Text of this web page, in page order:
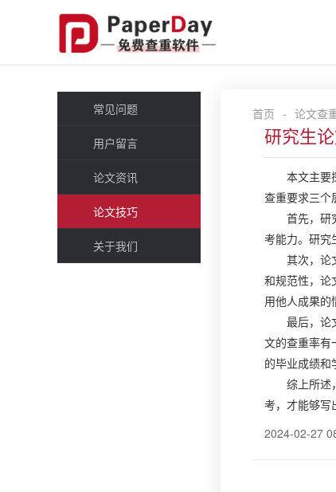
常见问题
用户留言
论文资讯
论文技巧
关于我们
首页 - 论文查
研究生
本文主要
查重要求三个
首先，研
考能力。研究
其次，论
和规范性，论
用他人成果的
最后，论
文的查重率有
的毕业成绩和
综上所述
考，才能够写
2024-02-27